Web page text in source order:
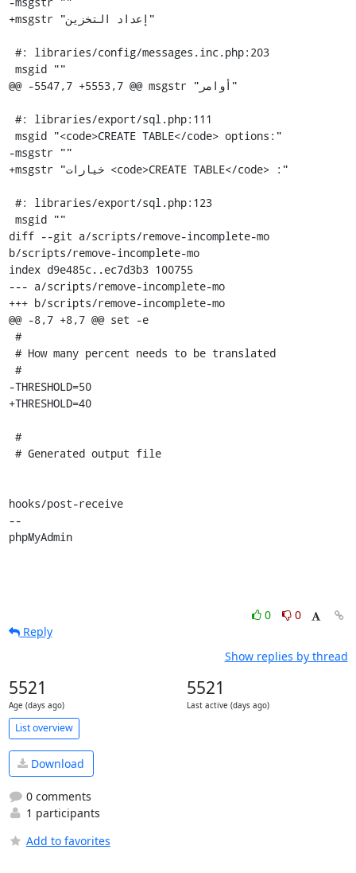
0
0
Reply
Show replies by thread
5521
Age (days ago)
5521
Last active (days ago)
List overview
Download
0 comments
1 participants
Add to favorites